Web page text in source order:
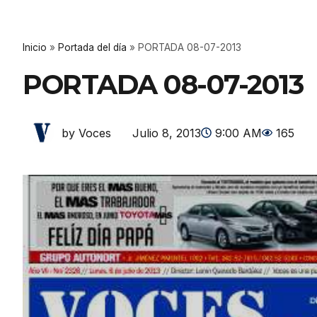
Inicio » Portada del día » PORTADA 08-07-2013
PORTADA 08-07-2013
by Voces Julio 8, 2013 9:00 AM 165